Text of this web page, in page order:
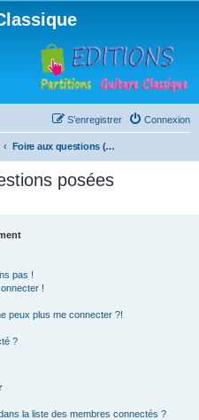
Connexion
S’enregistrer
Foire aux questions (Questions posées fréquemment)
posées
pas !
!
peux plus me connecter ?!
?
la liste des membres connectés ?